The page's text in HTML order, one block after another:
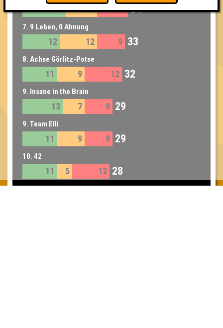
14 10 10 34
7. 9 Leben, 0 Ahnung
12 12 9 33
8. Achse Görlitz-Potse
11 9 12 32
9. Insane in the Brain
13 7 9 29
9. Team Elli
11 9 9 29
10. 42
11 5 12 28